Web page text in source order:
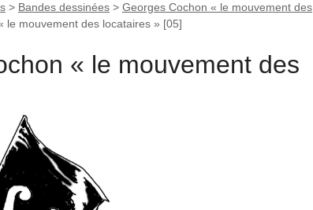
> Bandes dessinées > Georges Cochon « le mouvement des
le mouvement des locataires » [05]
« le mouvement des